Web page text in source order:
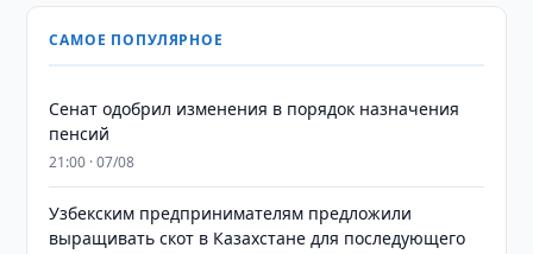
САМОЕ ПОПУЛЯРНОЕ
Сенат одобрил изменения в порядок назначения
пенсий
21:00 · 07/08
Узбекским предпринимателям предложили
выращивать скот в Казахстане для последующего